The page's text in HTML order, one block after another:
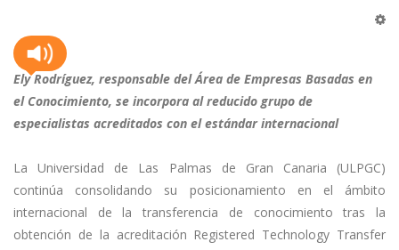
Ely Rodríguez, responsable del Área de Empresas Basadas en
el Conocimiento, se incorpora al reducido grupo de
especialistas acreditados con el estándar internacional
La Universidad de Las Palmas de Gran Canaria (ULPGC)
continúa consolidando su posicionamiento en el ámbito
internacional de la transferencia de conocimiento tras la
obtención de la acreditación Registered Technology Transfer